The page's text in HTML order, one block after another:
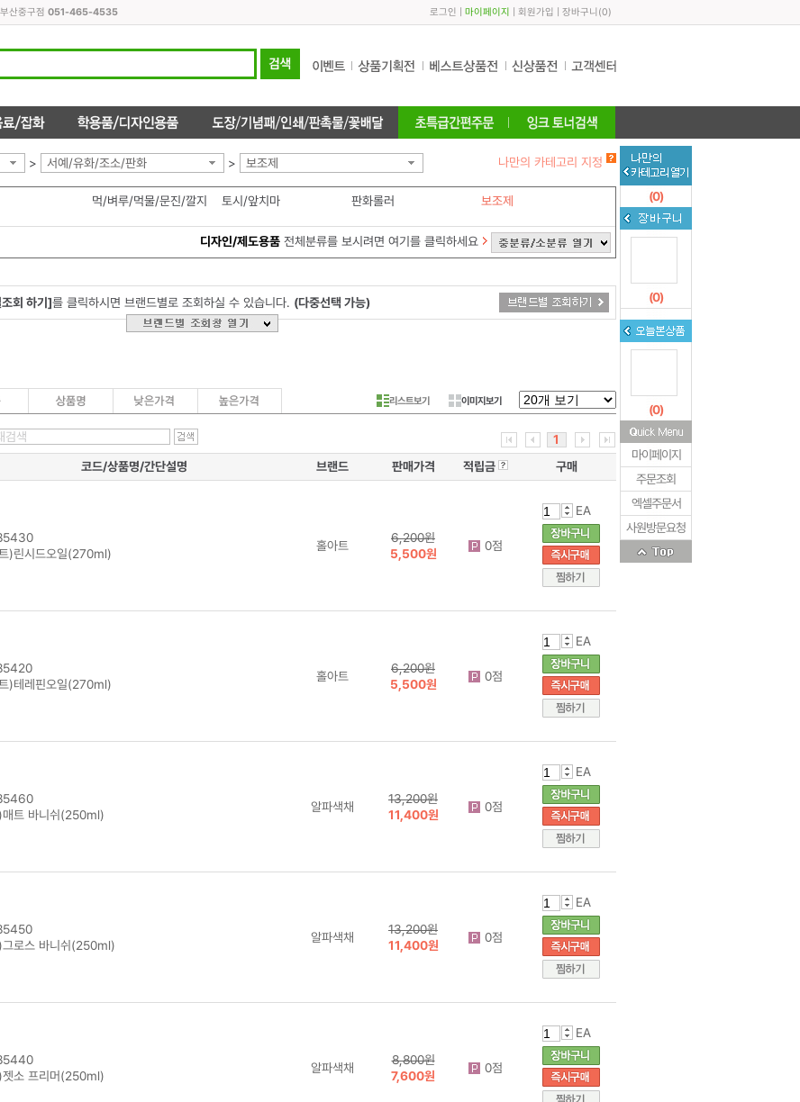
산중구점 051-465-4535 로그인 마이페이지 회원가입 장바구니 (0)
> 서예/유화/조소/판화 > 보조제 나만의 카테고리 지정
먹/벼루/먹물/문진/깔지 토시/앞치마 판화롤러
보조제
디자인/제도용품전체분류를 보시려면 여기를 클릭하세요
회 하기]를 클릭하시면 브랜드별로 조회하실 수 있습니다. (다중선택 가능)
리스트보기 이미지보기
1
코드/상품명/간단설명 브랜드 판매가격 적립금 구매
)린시드오일(270ml)
홀아트
6,200원
5,500원
0점
EA
)테레핀오일(270ml)
홀아트
6,200원
5,500원
0점
EA
매트 바니쉬(250ml)
알파색채
13,200원
11,400원
0점
EA
그로스 바니쉬(250ml)
알파색채
13,200원
11,400원
0점
EA
젯소 프리머(250ml)
알파색채
8,800원
7,600원
0점
EA
(0)
(0)
(0)
마이페이지
주문조회
엑셀주문서
사원방문요청